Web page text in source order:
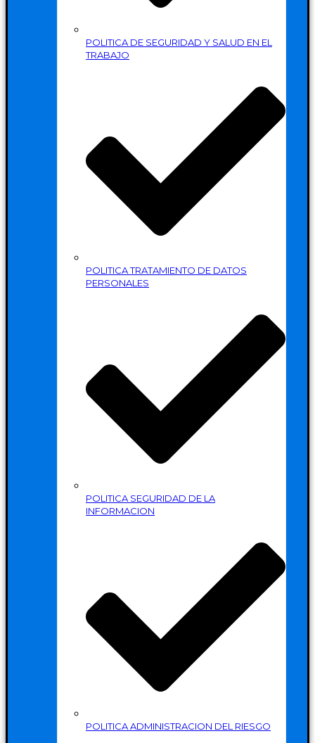
POLITICA DE SEGURIDAD Y SALUD EN EL
TRABAJO
POLITICA TRATAMIENTO DE DATOS
PERSONALES
POLITICA SEGURIDAD DE LA
INFORMACION
POLITICA ADMINISTRACION DEL RIESGO